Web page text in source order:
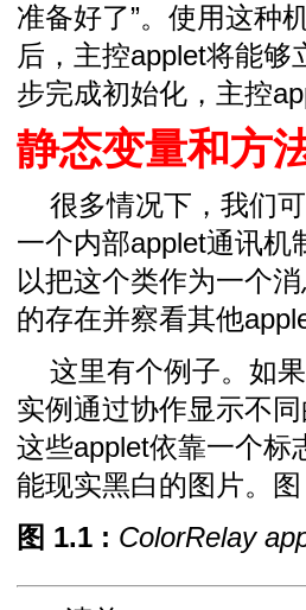
准备好了”。使用这种
后，主控applet将能
步完成初始化，主控
静态变量和方
很多情况下，我们可
一个内部applet通讯机
以把这个类作为一个
的存在并察看其他
这里有个例子。如果
实例通过协作显示不
这些applet依靠一个标
能现实黑白的图片。
图 1.1 : ColorRelay